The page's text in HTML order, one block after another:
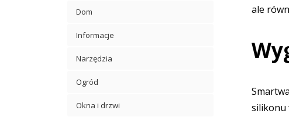
ale
silikonu
Dom
Informacje
Narzędzia
Ogród
Okna i drzwi